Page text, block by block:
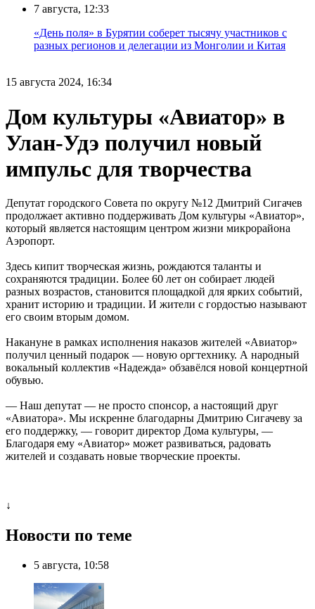
7 августа, 12:33
«День поля» в Бурятии соберет тысячу участников с
разных регионов и делегации из Монголии и Китая
15 августа 2024, 16:34
Дом культуры «Авиатор» в
Улан-Удэ получил новый
импульс для творчества
Депутат городского Совета по округу №12 Дмитрий Сигачев
продолжает активно поддерживать Дом культуры «Авиатор»,
который является настоящим центром жизни микрорайона
Аэропорт.
Здесь кипит творческая жизнь, рождаются таланты и
сохраняются традиции. Более 60 лет он собирает людей
разных возрастов, становится площадкой для ярких событий,
хранит историю и традиции. И жители с гордостью называют
его своим вторым домом.
Накануне в рамках исполнения наказов жителей «Авиатор»
получил ценный подарок — новую оргтехнику. А народный
вокальный коллектив «Надежда» обзавёлся новой концертной
обувью.
— Наш депутат — не просто спонсор, а настоящий друг
«Авиатора». Мы искренне благодарны Дмитрию Сигачеву за
его поддержку, — говорит директор Дома культуры, —
Благодаря ему «Авиатор» может развиваться, радовать
жителей и создавать новые творческие проекты.
↓
Новости по теме
5 августа, 10:58